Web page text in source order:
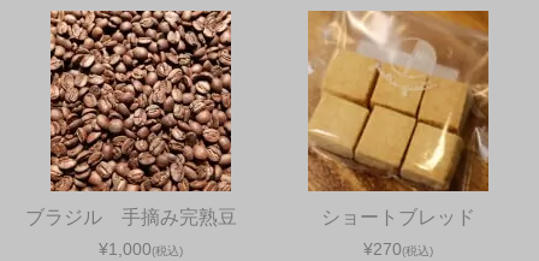
ブラジル 手摘み完熟豆
¥1,000(税込)
ショートブレッド
¥270(税込)